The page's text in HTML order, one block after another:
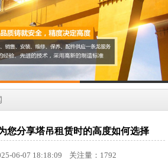
您分享塔吊租赁时的高度如何选择
06-07 18:18:09 关注量：1792